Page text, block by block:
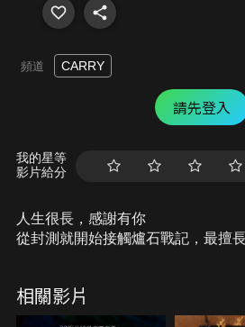
頻道 CARRY
請先登入
我的星等
影片給分
人生很長，感謝有你
從封測就開始接觸爐石戰記，最擅
醒吧， 趁此良機，莫再猶豫，恭請
典！ OSkomodo 還不一起加入蛇
相關影片